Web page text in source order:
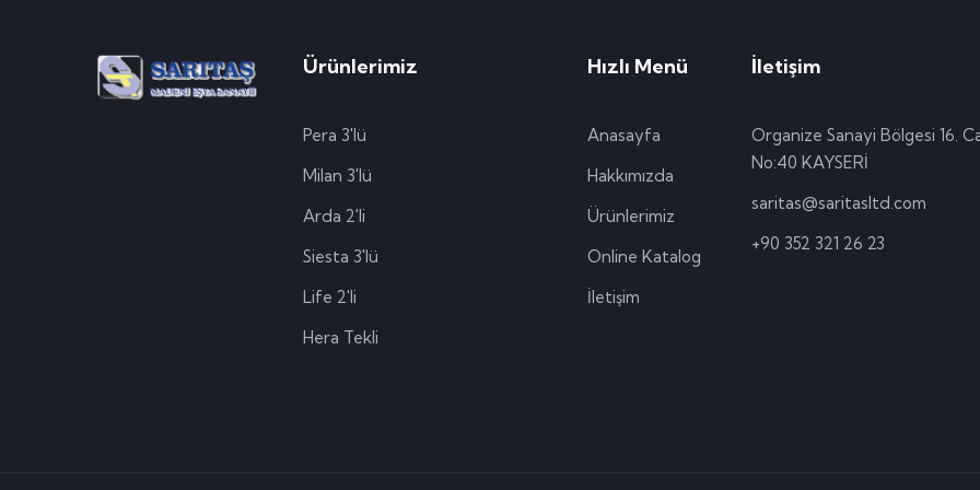
Ürünlerimiz
Pera 3'lü
Milan 3'lü
Arda 2'li
Siesta 3'lü
Life 2'li
Hera Tekli
Hızlı Menü
Anasayfa
Hakkımızda
Ürünlerimiz
Online Katalog
İletişim
İletişim
Organize Sanayi Bölgesi 16.
No:40 KAYSERİ
saritas@saritasltd.com
+90 352 321 26 23